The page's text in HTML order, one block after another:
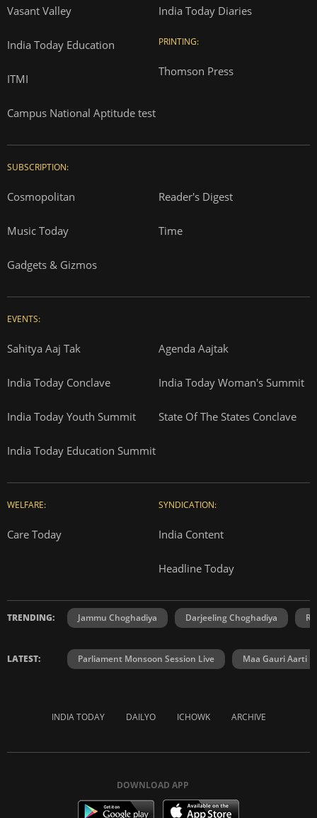
Vasant Valley
India Today Education
ITMI
Campus National Aptitude test
India Today Diaries
PRINTING:
Thomson Press
SUBSCRIPTION:
Cosmopolitan Reader's Digest
Music Today Time
Gadgets & Gizmos
EVENTS:
Sahitya Aaj Tak Agenda Aajtak
India Today Conclave India Today Woman's Summit
India Today Youth Summit State Of The States Conclave
India Today Education Summit
WELFARE:
Care Today
SYNDICATION:
India Content
Headline Today
TRENDING: Jammu Choghadiya Darjeeling Choghadiya
LATEST: Parliament Monsoon Session Live Maa Gauri Aarti
INDIA TODAY DAILYO ICHOWK ARCHIVE
DOWNLOAD APP